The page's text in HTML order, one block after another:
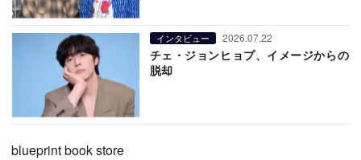
インタビュー 2026.07.22
チェ・ジョンヒョプ、イメージからの
脱却
blueprint book store